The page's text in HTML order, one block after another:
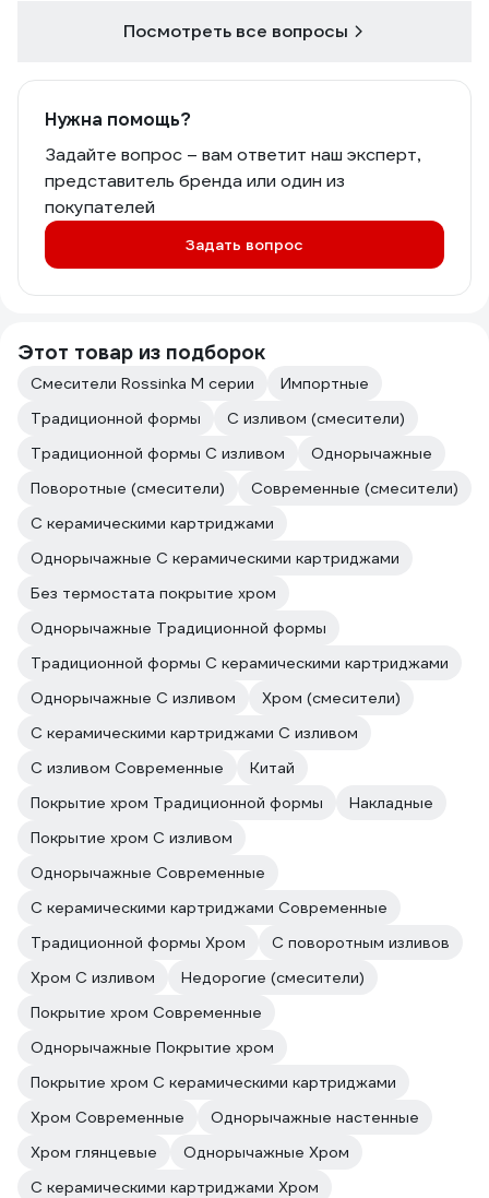
Посмотреть все вопросы
Нужна помощь?
Задайте вопрос – вам ответит наш эксперт,
представитель бренда или один из
покупателей
Задать вопрос
Этот товар из подборок
Смесители Rossinka M серии
Импортные
Традиционной формы
С изливом (смесители)
Традиционной формы С изливом
Однорычажные
Поворотные (смесители)
Современные (смесители)
С керамическими картриджами
Однорычажные С керамическими картриджами
Без термостата покрытие хром
Однорычажные Традиционной формы
Традиционной формы С керамическими картриджами
Однорычажные С изливом
Хром (смесители)
С керамическими картриджами С изливом
С изливом Современные
Китай
Покрытие хром Традиционной формы
Накладные
Покрытие хром С изливом
Однорычажные Современные
С керамическими картриджами Современные
Традиционной формы Хром
С поворотным изливов
Хром С изливом
Недорогие (смесители)
Покрытие хром Современные
Однорычажные Покрытие хром
Покрытие хром С керамическими картриджами
Хром Современные
Однорычажные настенные
Хром глянцевые
Однорычажные Хром
С керамическими картриджами Хром